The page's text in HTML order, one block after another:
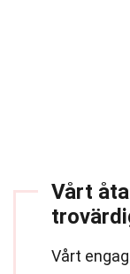
Vårt
Vårt